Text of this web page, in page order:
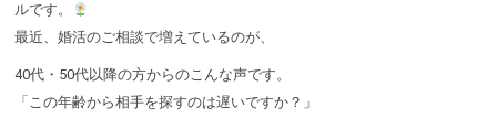
ルです。
最近、婚活のご相談で増えているのが、
40代・50代以降の方からのこんな声です。
「この年齢から相手を探すのは遅いですか？」